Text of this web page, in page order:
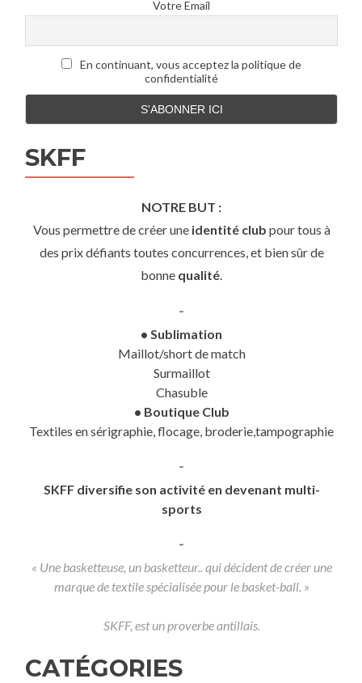
Votre Email
En continuant, vous acceptez la politique de
confidentialité
SKFF
NOTRE BUT :
Vous permettre de créer une identité club pour tous à
des prix défiants toutes concurrences, et bien sûr de
bonne qualité.
˜
• Sublimation
Maillot/short de match
Surmaillot
Chasuble
• Boutique Club
Textiles en sérigraphie, flocage, broderie,tampographie
˜
SKFF diversifie son activité en devenant multi-
sports
˜
« Une basketteuse, un basketteur.. qui décident de créer une
marque de textile spécialisée pour le basket-ball. »
SKFF, est un proverbe antillais.
CATÉGORIES